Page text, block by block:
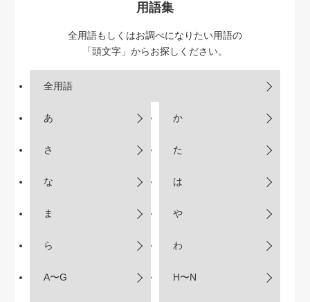
用語集
全用語もしくはお調べになりたい用語の
「頭文字」からお探しください。
全用語
あ か
さ た
な は
ま や
ら わ
A〜G H〜N